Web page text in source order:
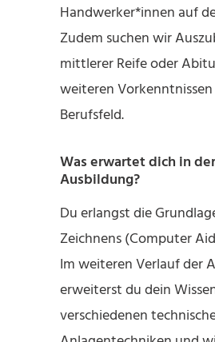
Handwerker*innen auf
Zudem suchen wir
mittlerer Reife oder
weiteren
Berufsfeld.
Was erwartet dich in der
Ausbildung?
Du erlangst die
Zeichnens (Computer
Im weiteren Verlauf der
erweiterst du dein
verschiedenen